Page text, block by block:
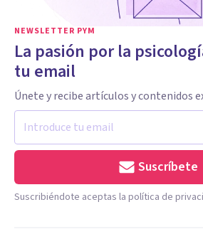
NEWSLETTER PYM
La pasión por la
tu email
Únete y recibe artículos y contenidos
Suscríbete
Suscribiéndote aceptas la política de